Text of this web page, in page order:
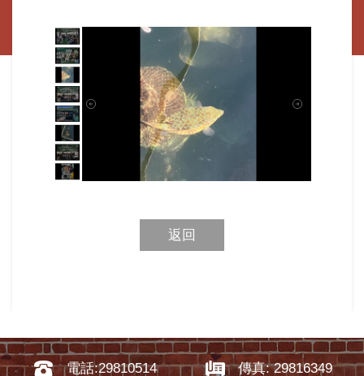
返回
電話:29810514 傳真: 29816349